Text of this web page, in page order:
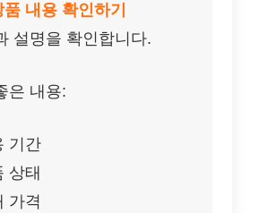
내용 확인하기
설명을 확인합니다.
은 내용:
기간
상태
가격